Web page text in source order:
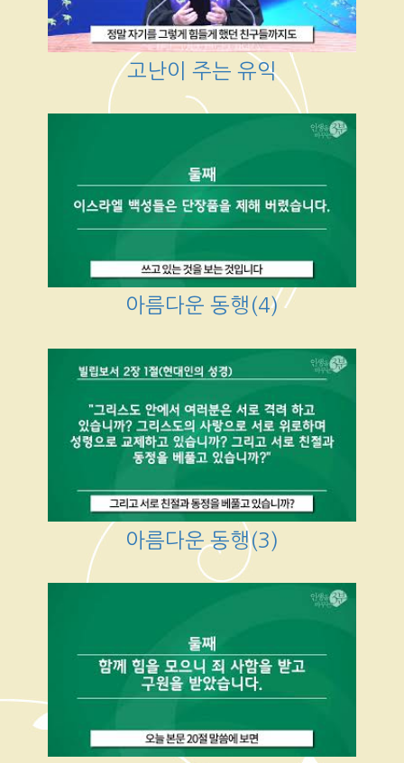
고난이 주는 유익
아름다운 동행(4)
아름다운 동행(3)